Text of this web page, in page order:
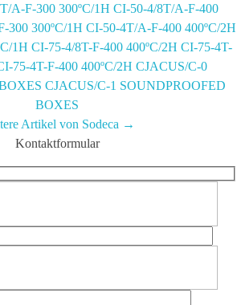
A-F-300 300ºC/1H CI-50-4/8T/A-F-400
300 300ºC/1H CI-50-4T/A-F-400 400ºC/2H
1H CI-75-4/8T-F-400 400ºC/2H CI-75-4T-
75-4T-F-400 400ºC/2H CJACUS/C-0
CJACUS/C-1 SOUNDPROOFED
BOXES
Artikel von Sodeca →
Kontaktformular